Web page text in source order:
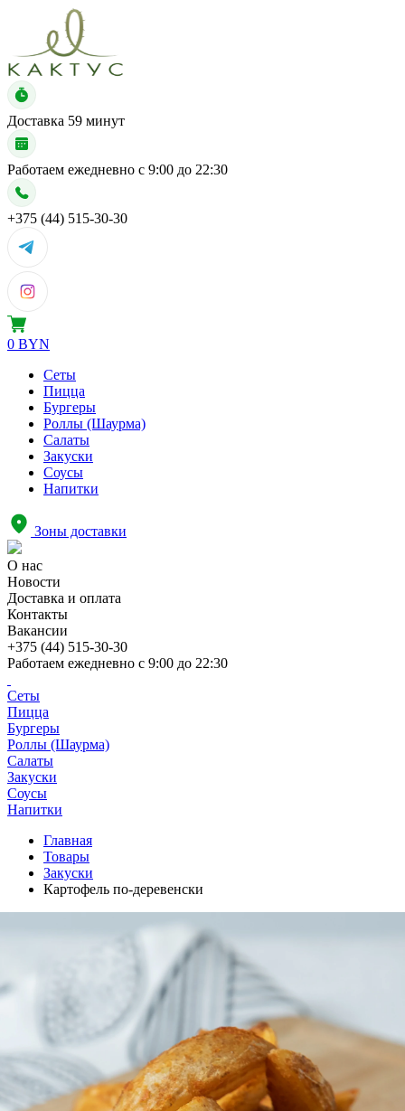
Доставка 59 минут
Работаем ежедневно с 9:00 до 22:30
+375 (44) 515-30-30
0 BYN
Сеты
Пицца
Бургеры
Роллы (Шаурма)
Салаты
Закуски
Соусы
Напитки
Зоны доставки
О нас
Новости
Доставка и оплата
Контакты
Вакансии
+375 (44) 515-30-30
Работаем ежедневно с 9:00 до 22:30
Сеты
Пицца
Бургеры
Роллы (Шаурма)
Салаты
Закуски
Соусы
Напитки
Главная
Товары
Закуски
Картофель по-деревенски